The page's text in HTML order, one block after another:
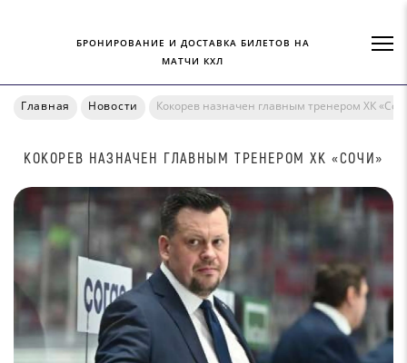
БРОНИРОВАНИЕ И ДОСТАВКА БИЛЕТОВ НА
МАТЧИ КХЛ
Главная Новости Кокорев назначен главным тренером ХК
КОКОРЕВ НАЗНАЧЕН ГЛАВНЫМ ТРЕНЕРОМ ХК «СОЧИ»